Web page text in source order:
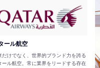
ール航空
だけでなく、世界的ブランド力を誇る
ール航空。常に業界をリードする存在